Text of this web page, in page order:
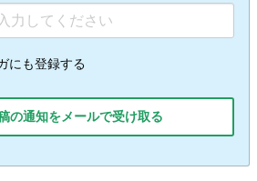
にも登録する
の通知をメールで受け取る